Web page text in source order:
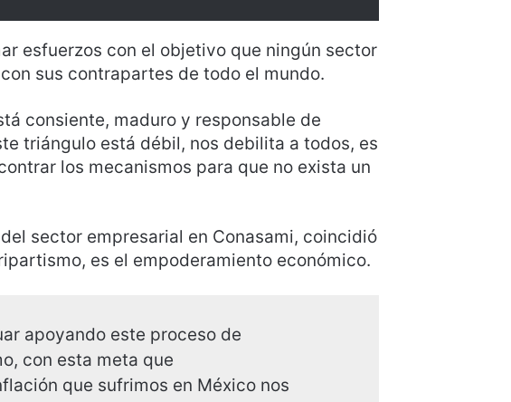
esfuerzos con el objetivo que ningún sector
sus contrapartes de todo el mundo.
consiente, maduro y responsable de
triángulo está débil, nos debilita a todos, es
los mecanismos para que no exista un
sector empresarial en Conasami, coincidió
es el empoderamiento económico.
apoyando este proceso de
con esta meta que
que sufrimos en México nos